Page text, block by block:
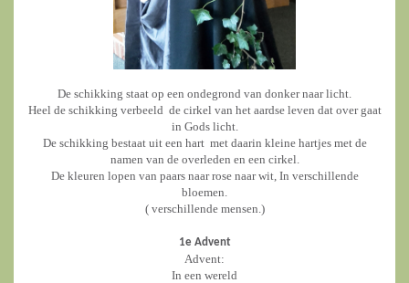
De schikking staat op een ondegrond van donker naar licht.
Heel de schikking verbeeld de cirkel van het aardse leven dat over gaat
in Gods licht.
De schikking bestaat uit een hart met daarin kleine hartjes met de
namen van de overleden en een cirkel.
De kleuren lopen van paars naar rose naar wit, In verschillende
bloemen.
( verschillende mensen.)
1e Advent
Advent:
In een wereld